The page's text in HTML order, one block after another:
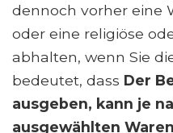
dennoch vorher eine
oder eine religiöse
abhalten, wenn Sie
bedeutet, dass Der
ausgeben, kann je
ausgewählten